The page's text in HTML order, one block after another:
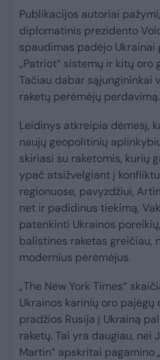
Publikacijos autoriai
diplomatinis prezidento
spaudimas padėjo
„Patriot“ sistemų ir kitų oro
Tačiau dabar sąjungininkai
raketų perėmėjų perdavimą.
Leidinys atkreipia dėmesį,
naujų geopolitinių
skiriasi su raketomis, kurių
ypač atsižvelgiant į
regionuose, pavyzdžiui,
net ir padidinus tiekimą,
patenkinti Ukrainos
balistines raketas greičiau,
modernius perėmėjus.
„The New York Times“
Ukrainos karinių oro pajėgų
pradžios Rusija į Ukrainą
raketų. Tai yra daugiau, nei
Martin“ apskritai pagamino